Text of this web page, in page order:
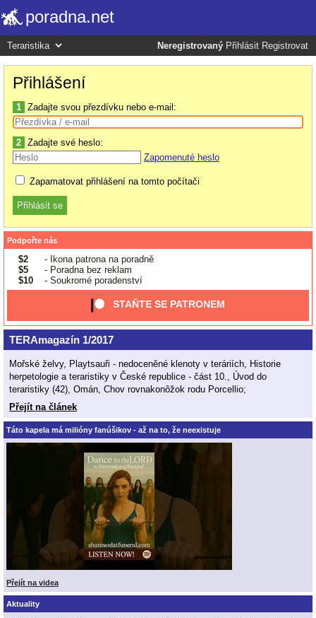
poradna.net
Neregistrovaný Přihlásit Registrovat
Přihlášení
1 Zadajte svou přezdívku nebo e-mail:
2 Zadajte své heslo:
Zapomenuté heslo
Zapamatovat přihlášení na tomto počítači
Podpořte nás
$2
- Ikona patrona na poradně
$5
- Poradna bez reklam
$10
- Soukromé poradenství
STAŇTE SE PATRONEM
TERAmagazín 1/2017
Mořské želvy, Playtsauři - nedoceněné klenoty v teráriích, Historie
herpetologie a teraristiky v České republice - část 10., Úvod do
teraristiky (42), Omán, Chov rovnakonôžok rodu Porcellio;
Přejít na článek
Táto kapela má milióny fanúšikov - až na to, že neexistuje
Přejít na videa
Aktuality